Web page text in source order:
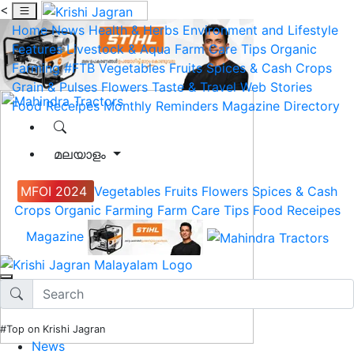
<
Home News Health & Herbs Environment and Lifestyle
Features Livestock & Aqua Farm Care Tips Organic
Farming #FTB Vegetables Fruits Spices & Cash Crops
Grain & Pulses Flowers Taste & Travel Web Stories
Food Receipes Monthly Reminders Magazine Directory
മലയാളം
MFOI 2024 Vegetables Fruits Flowers Spices & Cash
Crops Organic Farming Farm Care Tips Food Receipes
Magazine
#Top on Krishi Jagran
News